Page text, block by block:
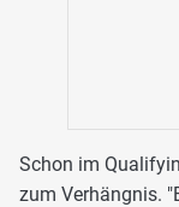
Schon im
zum Verhängnis.